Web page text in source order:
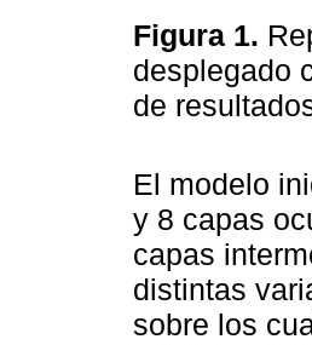
Figura 1.
desplegado
de
El modelo
y 8 capas
capas
distintas
sobre los